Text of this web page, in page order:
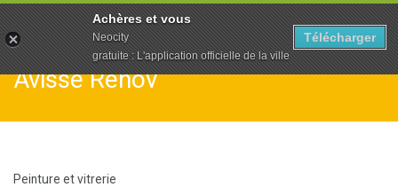
Avisse Renov
Peinture et vitrerie
Achères et vous
Neocity
gratuite : L'application officielle de la ville
Télécharger